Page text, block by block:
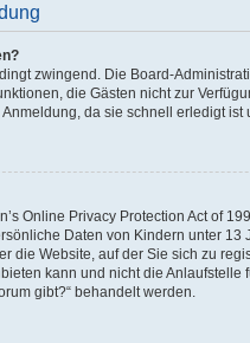
zwingend. Die Board-
die Gästen nicht zur
da sie schnell erledigt ist
Online Privacy Protection Act of
Daten von Kindern unter
die Website, auf der Sie sich zu
kann und nicht die
gibt?“ behandelt werden.